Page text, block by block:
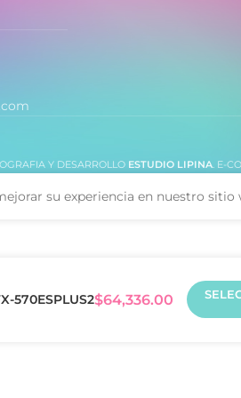
Y DESARROLLO ESTUDIO LIPINA. E-
su experiencia en nuestro
570ESPLUS2$64,336.00